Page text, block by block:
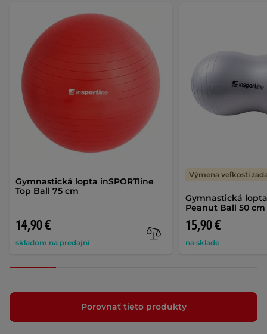
Gymnastická lopta inSPORTline
Top Ball 75 cm
14,90 €
skladom na predajni
Gymnastická
Peanut Ball 50 cm
15,90 €
na sklade
Výmena veľkosti
Porovnať tieto produkty